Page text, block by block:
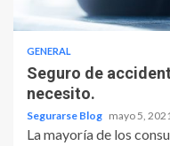
GENERAL
Seguro de
necesito.
Segurarse Blog mayo 5,
La mayoría de los